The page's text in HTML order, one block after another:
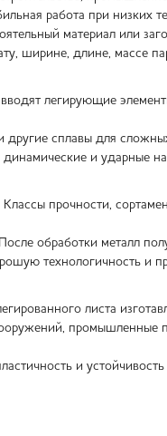
работа при низких
материал или
ширине, длине, массе
легирующие
сплавы для
динамические и ударные
прочности,
обработки металл
технологичность и
листа
промышленные
и